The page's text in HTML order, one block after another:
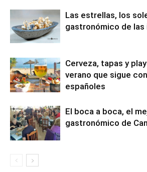
Las estrellas, los
gastronómico de las
Cerveza, tapas y
verano que sigue
españoles
El boca a boca, el
gastronómico de